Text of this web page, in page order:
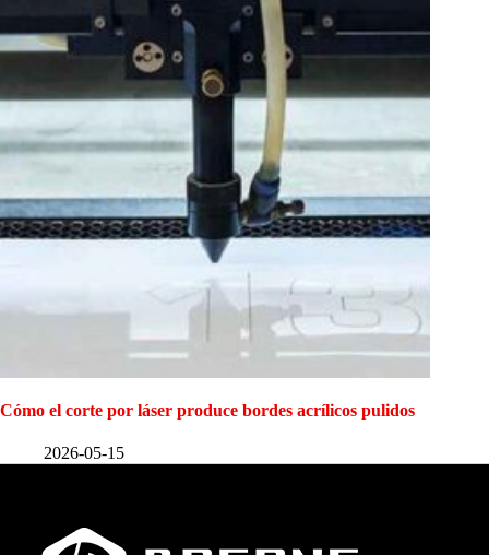
Cómo el corte por láser produce bordes acrílicos pulidos
2026-05-15